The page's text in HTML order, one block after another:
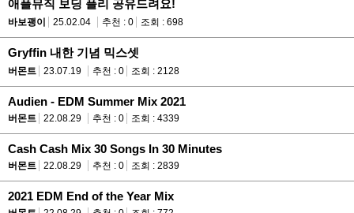
애플뮤직 보딩 플리 공유드려요!
바보괭이 25.02.04 추천 : 0 조회 : 698
Gryffin 내한 기념 믹스셋
버몬트 23.07.19 추천 : 0 조회 : 2128
Audien - EDM Summer Mix 2021
버몬트 22.08.29 추천 : 0 조회 : 4339
Cash Cash Mix 30 Songs In 30 Minutes
버몬트 22.08.29 추천 : 0 조회 : 2839
2021 EDM End of the Year Mix